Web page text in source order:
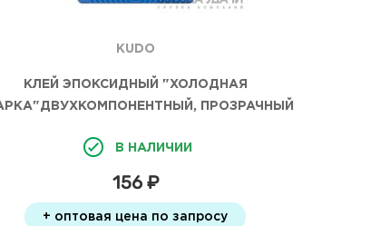
KUDO
КЛЕЙ ЭПОКСИДНЫЙ "ХОЛОДНАЯ
ПРОЗРАЧНЫЙ
В НАЛИЧИИ
156 ₽
+ оптовая цена по запросу